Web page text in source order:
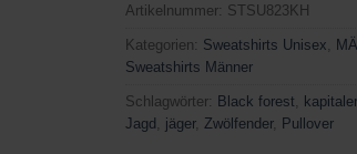
Artikelnummer: STSU823KH
Kategorien: Sweatshirts Unisex
Sweatshirts Männer
Schlagwörter: Black forest
Jagd
jäger, Zwölfender, Pullover